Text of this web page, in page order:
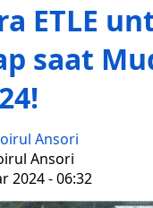
ETLE
saat
Ansori
Ansori
2024 - 06:32